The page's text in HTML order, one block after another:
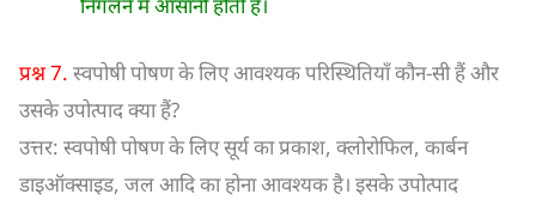
प्रश्न 7. स्वपोषी पोषण के लिए आवश्यक परिस्थितियाँ कौन-सी हैं और
उसके उपोत्पाद क्या हैं?
उत्तर: स्वपोषी पोषण के लिए सूर्य का प्रकाश, क्लोरोफिल, कार्बन
डाइऑक्साइड, जल आदि का होना आवश्यक है। इसके उपोत्पाद